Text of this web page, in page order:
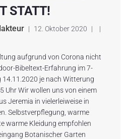
STATT!
| 12. Oktober 2020 | |
aufgrund von Corona nicht
Bibeltext-Erfahrung im 7-
je nach Witterung
Uhr Wir wollen uns von einem
Jeremia in vielerleiweise in
Selbstverpflegung, warme
warme Kleidung empfohlen
Botanischer Garten